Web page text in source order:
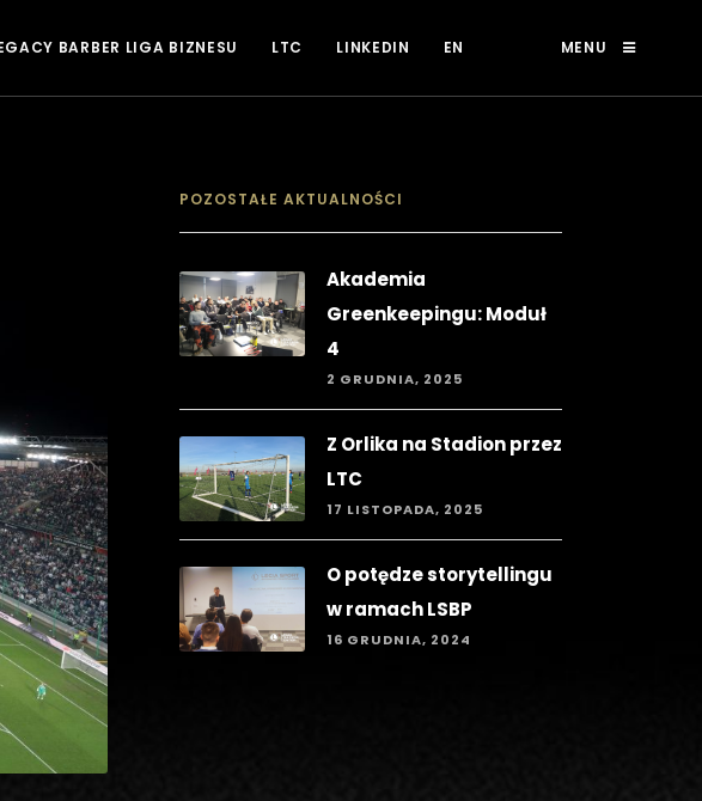
BARBER LIGA BIZNESU LTC LINKEDIN EN MENU
POZOSTAŁE AKTUALNOŚCI
Akademia
Greenkeepingu: Moduł
4
2 GRUDNIA, 2025
Z Orlika na Stadion przez
LTC
17 LISTOPADA, 2025
O potędze storytellingu
w ramach LSBP
16 GRUDNIA, 2024